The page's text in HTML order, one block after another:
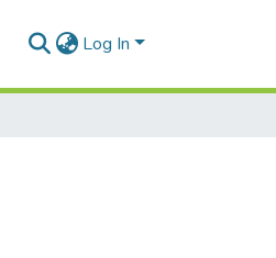
Log In